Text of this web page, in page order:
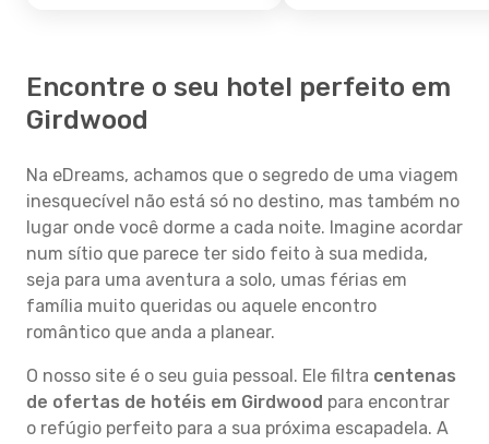
Encontre o seu hotel perfeito em
Girdwood
Na eDreams, achamos que o segredo de uma viagem
inesquecível não está só no destino, mas também no
lugar onde você dorme a cada noite. Imagine acordar
num sítio que parece ter sido feito à sua medida,
seja para uma aventura a solo, umas férias em
família muito queridas ou aquele encontro
romântico que anda a planear.
O nosso site é o seu guia pessoal. Ele filtra centenas
de ofertas de hotéis em Girdwood para encontrar
o refúgio perfeito para a sua próxima escapadela. A